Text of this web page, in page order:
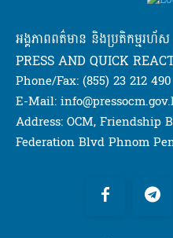
អង្គភាពពត៌មាន និងប្រតិកម្មរហ័ស
PRESS AND QUICK
Phone/Fax: (855) 23 212 490
E-Mail:
Address: OCM, Friendship
Federation Blvd Phnom